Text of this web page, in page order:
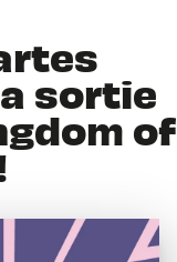
sortie
of